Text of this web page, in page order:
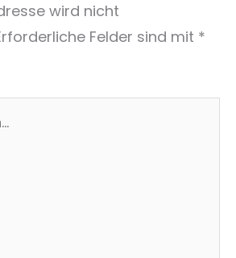
wird nicht
Felder sind mit *